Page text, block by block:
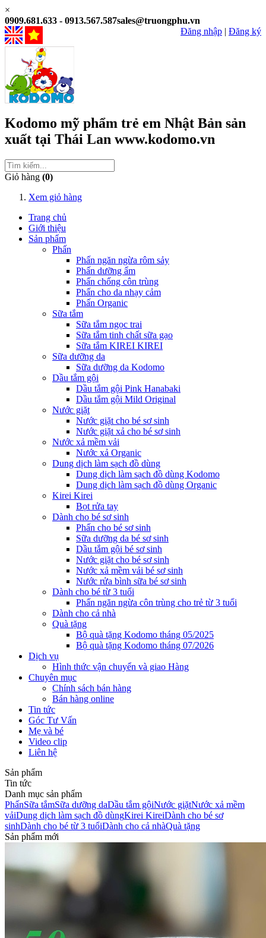
×
0909.681.633 - 0913.567.587sales@truongphu.vn
Đăng nhập | Đăng ký
Kodomo mỹ phẩm trẻ em Nhật Bản sản
xuất tại Thái Lan www.kodomo.vn
Giỏ hàng (0)
Xem giỏ hàng
Trang chủ
Giới thiệu
Sản phẩm
Phấn
Phấn ngăn ngừa rôm sảy
Phấn dưỡng ẩm
Phấn chống côn trùng
Phấn cho da nhạy cảm
Phấn Organic
Sữa tắm
Sữa tắm ngọc trai
Sữa tắm tinh chất sữa gạo
Sữa tắm KIREI KIREI
Sữa dưỡng da
Sữa dưỡng da Kodomo
Dầu tắm gội
Dầu tắm gội Pink Hanabaki
Dầu tắm gội Mild Original
Nước giặt
Nước giặt cho bé sơ sinh
Nước giặt xả cho bé sơ sinh
Nước xả mềm vải
Nước xả Organic
Dung dịch làm sạch đồ dùng
Dung dịch làm sạch đồ dùng Kodomo
Dung dịch làm sạch đồ dùng Organic
Kirei Kirei
Bọt rửa tay
Dành cho bé sơ sinh
Phấn cho bé sơ sinh
Sữa dưỡng da bé sơ sinh
Dầu tắm gội bé sơ sinh
Nước giặt cho bé sơ sinh
Nước xả mềm vải bé sơ sinh
Nước rửa bình sữa bé sơ sinh
Dành cho bé từ 3 tuổi
Phấn ngăn ngừa côn trùng cho trẻ từ 3 tuổi
Dành cho cả nhà
Quà tặng
Bộ quà tặng Kodomo tháng 05/2025
Bộ quà tặng Kodomo tháng 07/2026
Dịch vụ
Hình thức vận chuyển và giao Hàng
Chuyên mục
Chính sách bán hàng
Bán hàng online
Tin tức
Góc Tư Vấn
Mẹ và bé
Video clip
Liên hệ
Sản phẩm
Tin tức
Danh mục sản phẩm
PhấnSữa tắmSữa dưỡng daDầu tắm gộiNước giặtNước xả mềm
vảiDung dịch làm sạch đồ dùngKirei KireiDành cho bé sơ
sinhDành cho bé từ 3 tuổiDành cho cả nhàQuà tặng
Sản phẩm mới